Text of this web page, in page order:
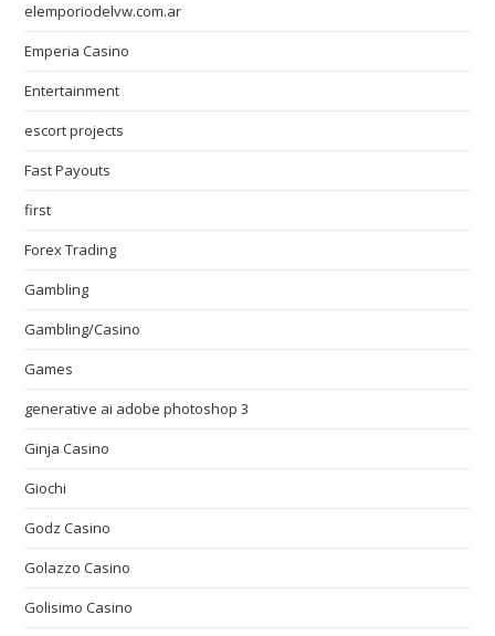
elemporiodelvw.com.ar
Emperia Casino
Entertainment
escort projects
Fast Payouts
first
Forex Trading
Gambling
Gambling/Casino
Games
generative ai adobe photoshop 3
Ginja Casino
Giochi
Godz Casino
Golazzo Casino
Golisimo Casino